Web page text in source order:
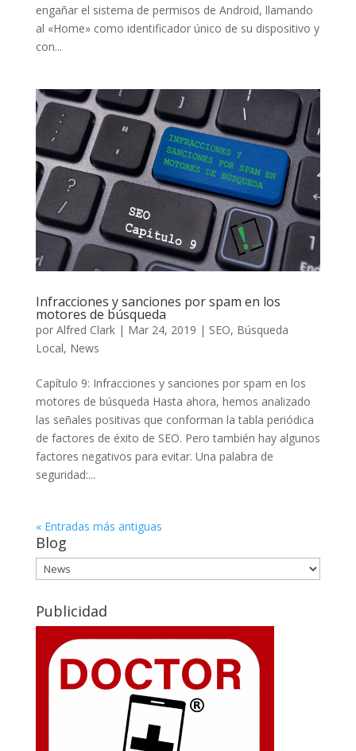
engañar el sistema de permisos de Android, llamando
al «Home» como identificador único de su dispositivo y
con...
Infracciones y sanciones por spam en los
motores de búsqueda
por Alfred Clark| Mar 24, 2019 | SEO, Búsqueda
Local, News
Capítulo 9: Infracciones y sanciones por spam en los
motores de búsqueda Hasta ahora, hemos analizado
las señales positivas que conforman la tabla periódica
de factores de éxito de SEO. Pero también hay algunos
factores negativos para evitar. Una palabra de
seguridad:...
« Entradas más antiguas
Blog
Blog
Publicidad